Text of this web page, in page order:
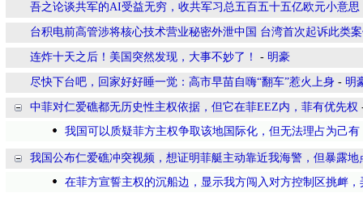
吾之论谈共军的AI受益无穷，收共军习总五百五十五亿欧元小意思
台积电前高管涉将核心技术营业秘密外泄中国 台湾首次起诉此类
连炸十天之后！美国突然发现，大事不妙了！ - 明豪
尽快下台吧，回家好好睡一觉：高市早苗自嗨“翻车”惹火上身 - 明
中菲对仁爱礁都无历史性主权依据，但它在菲EEZ内，菲有优先权
我国可以质疑菲方主权争取该地国际化，但无法理占为己有
我国公布仁爱礁冲突视频，想证明菲艇主动靠近我海警，但暴露地
在菲方宣誓主权的沉船边，显示我方闯入对方控制区挑衅，